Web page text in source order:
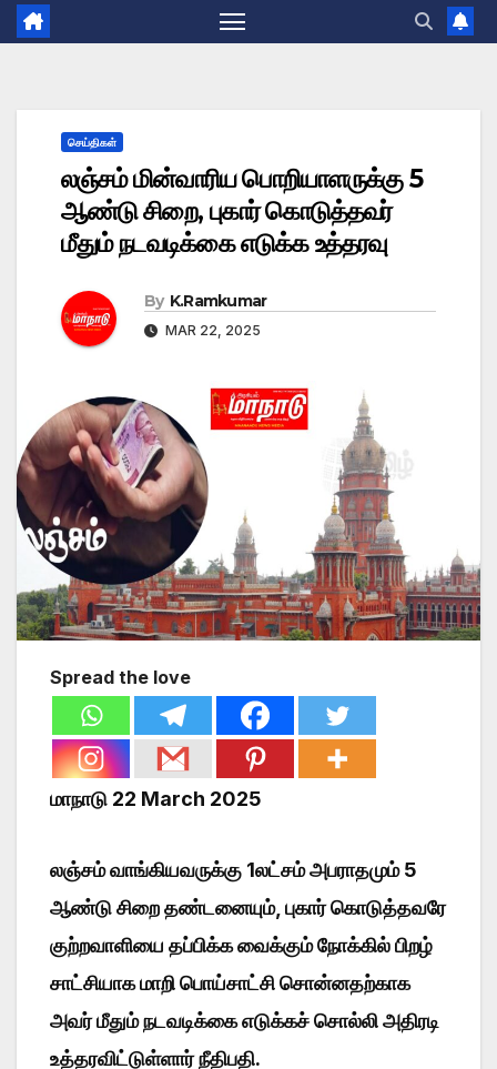
செய்திகள்
லஞ்சம் மின்வாரிய பொறியாளருக்கு 5
ஆண்டு சிறை, புகார் கொடுத்தவர்
மீதும் நடவடிக்கை எடுக்க உத்தரவு
By K.Ramkumar
MAR 22, 2025
Spread the love
மாநாடு 22 March 2025
லஞ்சம் வாங்கியவருக்கு 1லட்சம் அபராதமும் 5
ஆண்டு சிறை தண்டனையும், புகார் கொடுத்தவரே
குற்றவாளியை தப்பிக்க வைக்கும் நோக்கில் பிறழ்
சாட்சியாக மாறி பொய்சாட்சி சொன்னதற்காக
அவர் மீதும் நடவடிக்கை எடுக்கச் சொல்லி அதிரடி
உத்தரவிட்டுள்ளார் நீதிபதி.